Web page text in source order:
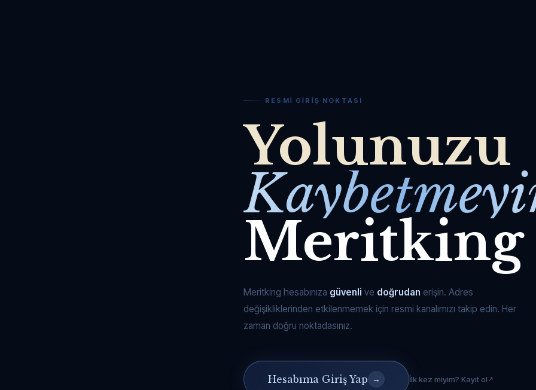
RESMI GIRIŞ NOKTASI
Yolunuzu
Meritking
Meritking hesabınıza güvenli ve doğrudan erişin. Adres
değişikliklerinden etkilenmemek için resmi kanalımızı takip edin. Her
zaman doğru noktadasınız.
Hesabıma Giriş Yap → İlk kez miyim? Kayıt ol